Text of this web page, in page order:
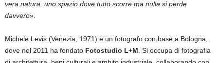
vera natura, uno spazio dove tutto scorre ma nulla si perde
davvero».
Michele Levis (Venezia, 1971) è un fotografo con base a Bologna,
dove nel 2011 ha fondato Fotostudio L+M. Si occupa di fotografia